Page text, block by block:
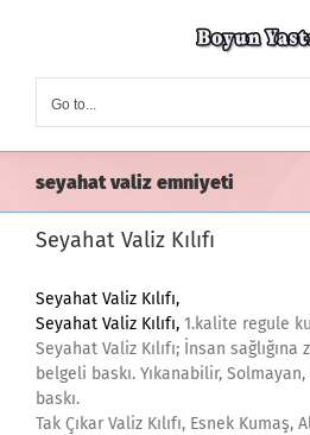
Go to...
seyahat valiz emniyeti
Seyahat Valiz Kılıfı
Seyahat Valiz Kılıfı,
Seyahat Valiz Kılıfı, 1.kalite regule
Seyahat Valiz Kılıfı; İnsan
belgeli baskı. Yıkanabilir,
baskı.
Tak Çıkar Valiz Kılıfı, Esnek